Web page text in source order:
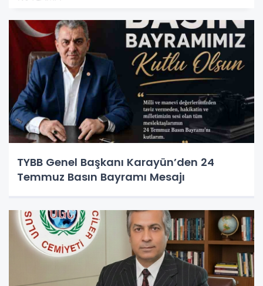
TYBB Genel Başkanı Karayün’den 24
Temmuz Basın Bayramı Mesajı